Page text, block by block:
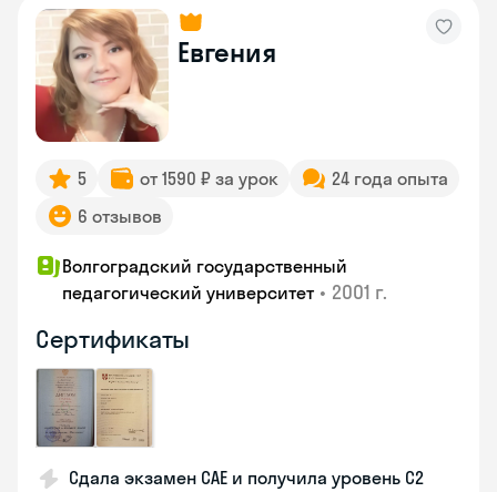
Евгения
5 от 1590 ₽ за урок
24 года опыта
6 отзывов
Волгоградский государственный
педагогический университет • 2001 г.
Сертификаты
Сдала экзамен CAE и получила уровень С2